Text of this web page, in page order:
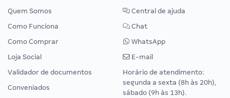
Quem Somos
Como Funciona
Como Comprar
Loja Social
Validador de documentos
Conveniados
Central de ajuda
Chat
WhatsApp
E-mail
Horário de atendimento:
segunda a sexta (8h às 20h),
sábado (9h às 13h).